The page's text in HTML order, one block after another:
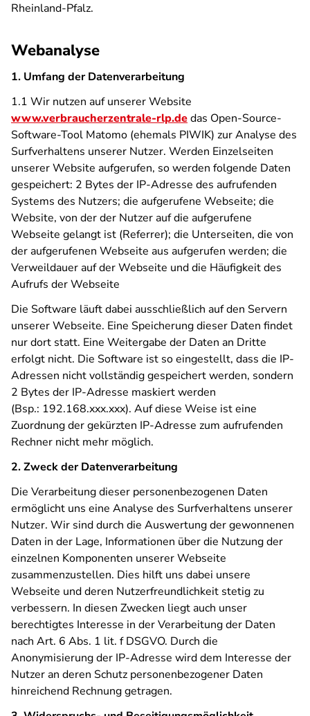
Rheinland-Pfalz.
Webanalyse
1. Umfang der Datenverarbeitung
1.1 Wir nutzen auf unserer Website
www.verbraucherzentrale-rlp.dedas Open-Source-
Software-Tool Matomo (ehemals PIWIK) zur Analyse des
Surfverhaltens unserer Nutzer. Werden Einzelseiten
unserer Website aufgerufen, so werden folgende Daten
gespeichert: 2 Bytes der IP-Adresse des aufrufenden
Systems des Nutzers; die aufgerufene Webseite; die
Website, von der der Nutzer auf die aufgerufene
Webseite gelangt ist (Referrer); die Unterseiten, die von
der aufgerufenen Webseite aus aufgerufen werden; die
Verweildauer auf der Webseite und die Häufigkeit des
Aufrufs der Webseite
Die Software läuft dabei ausschließlich auf den Servern
unserer Webseite. Eine Speicherung dieser Daten findet
nur dort statt. Eine Weitergabe der Daten an Dritte
erfolgt nicht. Die Software ist so eingestellt, dass die IP-
Adressen nicht vollständig gespeichert werden, sondern
2 Bytes der IP-Adresse maskiert werden
(Bsp.: 192.168.xxx.xxx). Auf diese Weise ist eine
Zuordnung der gekürzten IP-Adresse zum aufrufenden
Rechner nicht mehr möglich.
2. Zweck der Datenverarbeitung
Die Verarbeitung dieser personenbezogenen Daten
ermöglicht uns eine Analyse des Surfverhaltens unserer
Nutzer. Wir sind durch die Auswertung der gewonnenen
Daten in der Lage, Informationen über die Nutzung der
einzelnen Komponenten unserer Webseite
zusammenzustellen. Dies hilft uns dabei unsere
Webseite und deren Nutzerfreundlichkeit stetig zu
verbessern. In diesen Zwecken liegt auch unser
berechtigtes Interesse in der Verarbeitung der Daten
nach Art. 6 Abs. 1 lit. f DSGVO. Durch die
Anonymisierung der IP-Adresse wird dem Interesse der
Nutzer an deren Schutz personenbezogener Daten
hinreichend Rechnung getragen.